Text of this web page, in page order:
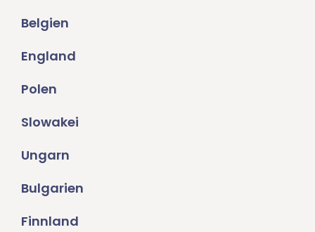
Belgien
England
Polen
Slowakei
Ungarn
Bulgarien
Finnland